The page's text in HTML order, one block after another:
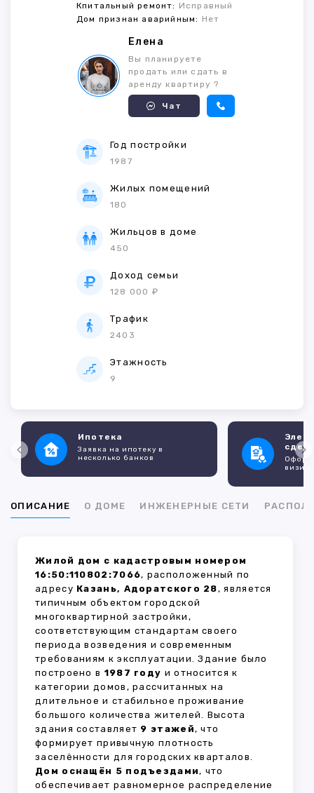
Кпитальный ремонт: Исправный
Дом признан аварийным: Нет
Елена
Вы планируете
продать или сдать в
аренду квартиру ?
Чат
Год постройки
1987
Жилых помещений
180
Жильцов в доме
450
Доход семьи
128 000 ₽
Трафик
2403
Этажность
9
Ипотека
Заявка на ипотеку в
несколько банков
ОПИСАНИЕ О ДОМЕ ИНЖЕНЕРНЫЕ СЕТИ
Жилой дом с кадастровым номером
16:50:110802:7066, расположенный по
адресу Казань, Адоратского 28, является
типичным объектом городской
многоквартирной застройки,
соответствующим стандартам своего
периода возведения и современным
требованиям к эксплуатации. Здание было
построено в 1987 году и относится к
категории домов, рассчитанных на
длительное и стабильное проживание
большого количества жителей. Высота
здания составляет 9 этажей, что
формирует привычную плотность
заселённости для городских кварталов.
Дом оснащён 5 подъездами, что
обеспечивает равномерное распределение